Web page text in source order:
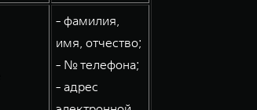
- фамилия,
имя, отчество;
- № телефона;
- адрес